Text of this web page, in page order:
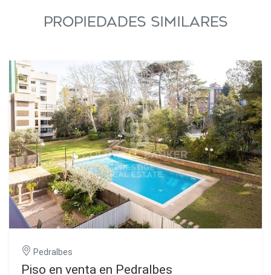
PROPIEDADES SIMILARES
Pedralbes
Piso en venta en Pedralbes